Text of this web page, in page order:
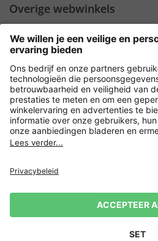
Overige webwinkels
Nederland
Payment and Delivery
Versleuteling met
Verkoopvoorwaarden
Herroeping indienen